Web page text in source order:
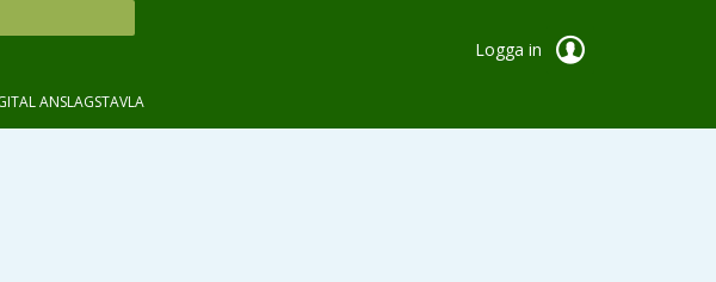
Logga in
ANSLAGSTAVLA